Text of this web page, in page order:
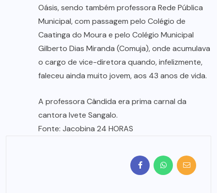
Oásis, sendo também professora Rede Pública
Municipal, com passagem pelo Colégio de
Caatinga do Moura e pelo Colégio Municipal
Gilberto Dias Miranda (Comuja), onde acumulava
o cargo de vice-diretora quando, infelizmente,
faleceu ainda muito jovem, aos 43 anos de vida.
A professora Cândida era prima carnal da
cantora Ivete Sangalo.
Fonte: Jacobina 24 HORAS